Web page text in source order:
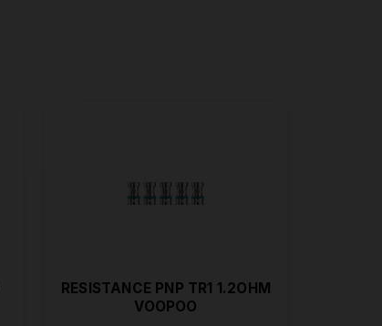
RESISTANCE PNP TR1 1.2OHM
VOOPOO